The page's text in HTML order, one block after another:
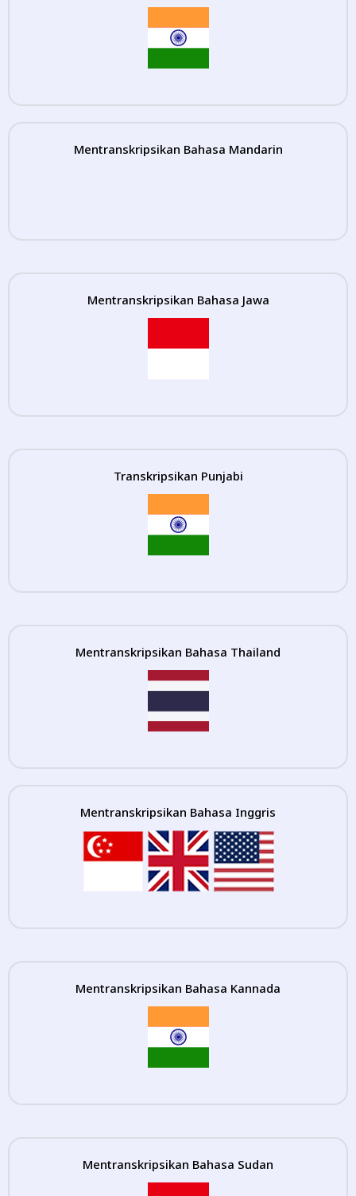
Mentranskripsikan Bahasa Mandarin
Mentranskripsikan Bahasa Jawa
Transkripsikan Punjabi
Mentranskripsikan Bahasa Thailand
Mentranskripsikan Bahasa Inggris
Mentranskripsikan Bahasa Kannada
Mentranskripsikan Bahasa Sudan